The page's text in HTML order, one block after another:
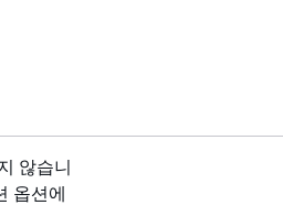
않습니
옵션에